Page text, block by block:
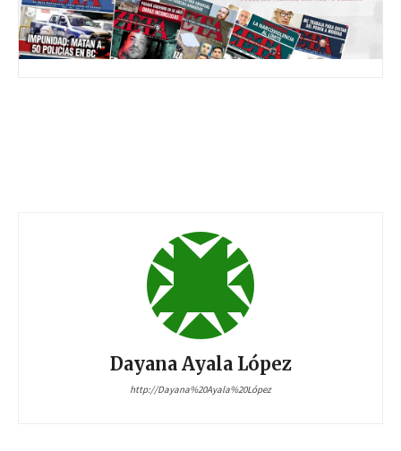
Dayana Ayala López
http://Dayana%20Ayala%20López